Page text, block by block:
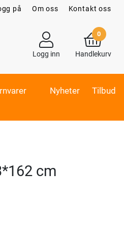
på Om oss Kontakt oss
Logg inn
0
Handlekurv
Nyheter Tilbud
cm